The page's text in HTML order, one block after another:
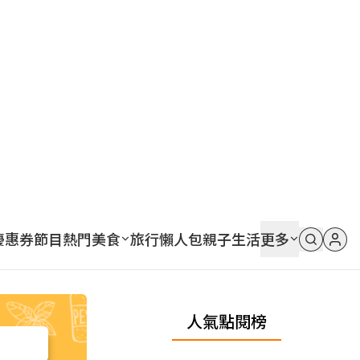
惠券節目熱門美食 旅行懶人包親子生活更多
人氣點閱榜